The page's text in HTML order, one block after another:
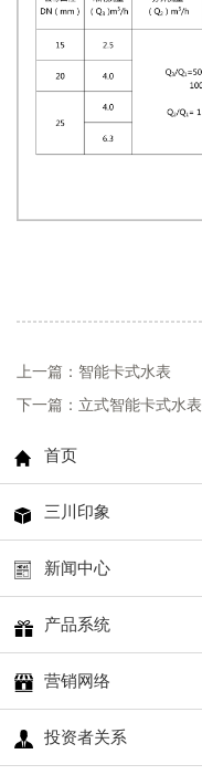
上一篇：智能卡式水表
下一篇：立式智能卡式水表
首页
三川印象
新闻中心
产品系统
营销网络
投资者关系